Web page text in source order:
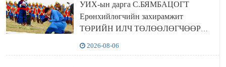
УИХ-ын дарга С.БЯМБАЦОГТ
Ерөнхийлөгчийн захирамжит
ТӨРИЙН ИЛЧ ТӨЛӨӨЛӨГЧӨӨР
2026-08-06